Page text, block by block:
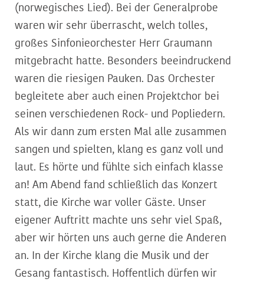
(norwegisches Lied). Bei der Generalprobe
waren wir sehr überrascht, welch tolles,
großes Sinfonieorchester Herr Graumann
mitgebracht hatte. Besonders beeindruckend
waren die riesigen Pauken. Das Orchester
begleitete aber auch einen Projektchor bei
seinen verschiedenen Rock- und Popliedern.
Als wir dann zum ersten Mal alle zusammen
sangen und spielten, klang es ganz voll und
laut. Es hörte und fühlte sich einfach klasse
an! Am Abend fand schließlich das Konzert
statt, die Kirche war voller Gäste. Unser
eigener Auftritt machte uns sehr viel Spaß,
aber wir hörten uns auch gerne die Anderen
an. In der Kirche klang die Musik und der
Gesang fantastisch. Hoffentlich dürfen wir